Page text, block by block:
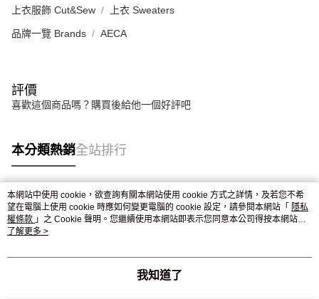
上衣服飾 Cut&Sew 上衣 Sweaters
品牌一覽 Brands AECA
評價
喜歡這個商品嗎？購買後給他一個好評吧
本分類熱銷全站排行
熱門標籤
本網站中使用 cookie，欲查詢有關本網站使用 cookie 方式之詳情，及若您不希
望在電腦上使用 cookie 時應如何變更電腦的 cookie 設定，請參閱本網站「 隱私
權條款 」之 Cookie 聲明。您繼續使用本網站即表示您同意本公司得按本網站使
用條款之 Cookie 聲明使用 cookie。
了解更多 >
我知道了